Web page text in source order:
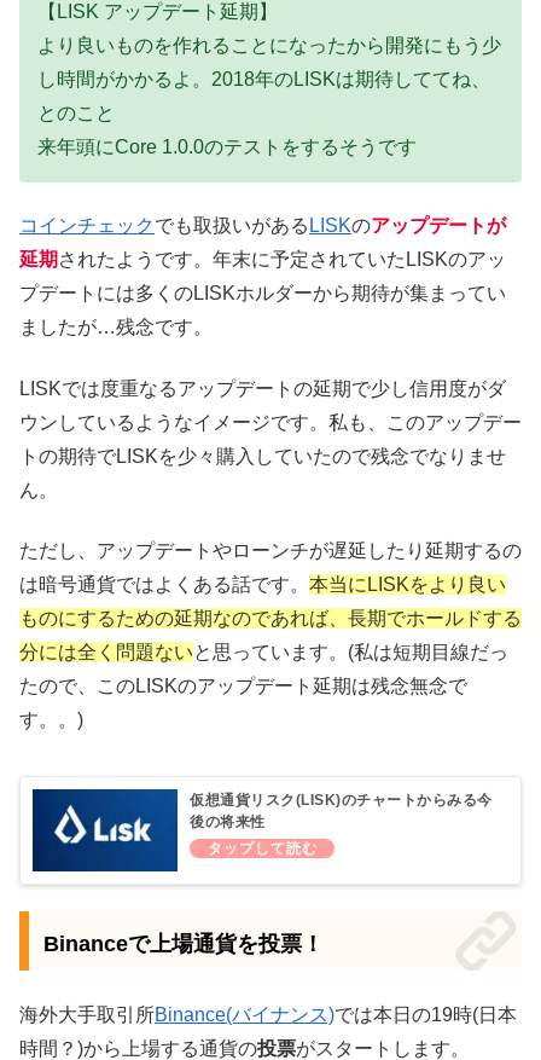
【LISK アップデート延期】
より良いものを作れることになったから開発にもう少
し時間がかかるよ。2018年のLISKは期待しててね、
とのこと
来年頭にCore 1.0.0のテストをするそうです
コインチェックでも取扱いがある LISKのアップデートが
延期 されたようです。年末に予定されていたLISKのアッ
プデートには多くのLISKホルダーから期待が集まってい
ましたが…残念です。
LISKでは度重なるアップデートの延期で少し信用度がダ
ウンしているようなイメージです。私も、このアップデー
トの期待でLISKを少々購入していたので残念でなりませ
ん。
ただし、アップデートやローンチが遅延したり延期するの
は暗号通貨ではよくある話です。 本当にLISKをより良い
ものにするための延期なのであれば、長期でホールドする
分には全く問題ないと思っています。(私は短期目線だっ
たので、このLISKのアップデート延期は残念無念で
す。。)
仮想通貨リスク(LISK)のチャートからみる今
後の将来性
Binanceで上場通貨を投票！
海外大手取引所Binance(バイナンス)では本日の19時(日本
時間？)から上場する通貨の投票がスタートします。